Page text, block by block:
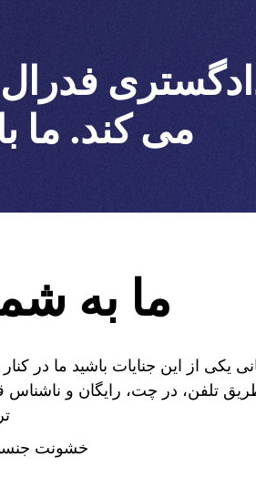
فدرال
می کند. ما
ما به
یکی از این جنایات باشید ما در
تلفن، در چت، رایگان و ناشناس
خشونت